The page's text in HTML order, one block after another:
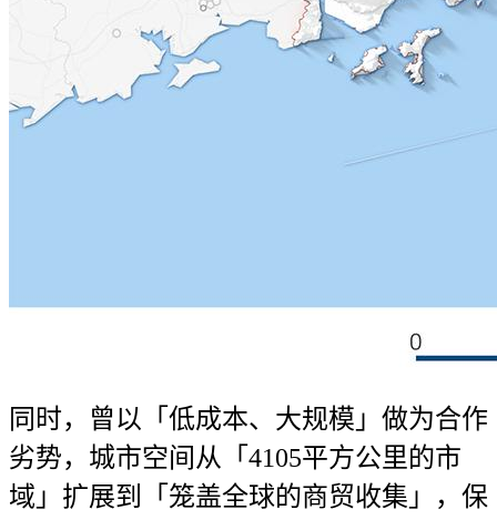
同时，曾以「低成本、大规模」做为合作
劣势，城市空间从「4105平方公里的市
域」扩展到「笼盖全球的商贸收集」，保